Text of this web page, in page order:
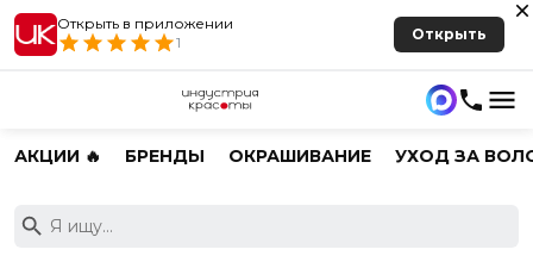
Открыть в приложении
1
Открыть
АКЦИИ 🔥 БРЕНДЫ ОКРАШИВАНИЕ УХОД ЗА